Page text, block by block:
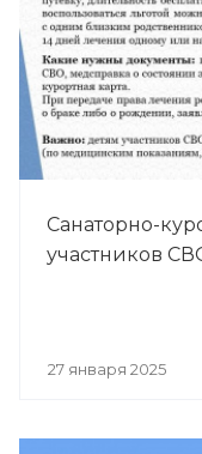
Санаторно-
участников
27 января 2025